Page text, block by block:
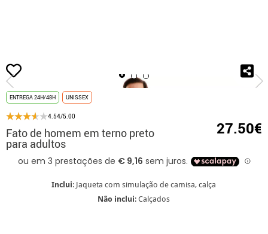
início Disfrazzes - Disfarces para o Dia do
ENTREGA 24H/48H UNISSEX
4.54/5.00
Fato de homem em terno preto
para adultos
27.50€
Inclui: Jaqueta com simulação de camisa, calça
Não inclui: Calçados